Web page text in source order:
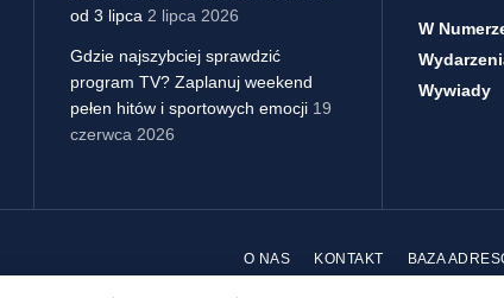
od 3 lipca 2 lipca 2026
Gdzie najszybciej sprawdzić
program TV? Zaplanuj weekend
pełen hitów i sportowych emocji 19
czerwca 2026
W
Wywiady
O NAS KONTAKT BAZA